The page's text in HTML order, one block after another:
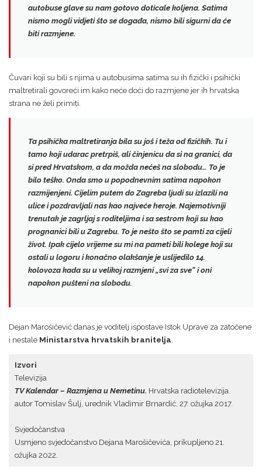
autobuse glave su nam gotovo doticale koljena. Satima
nismo mogli vidjeti što se događa, nismo bili sigurni da će
biti razmjene.
Čuvari koji su bili s njima u autobusima satima su ih fizički i psihički
maltretirali govoreći im kako neće doći do razmjene jer ih hrvatska
strana ne želi primiti.
Ta psihička maltretiranja bila su još i teža od fizičkih. Tu i
tamo koji udarac pretrpiš, ali činjenicu da si na granici, da
si pred Hrvatskom, a da možda nećeš na slobodu… To je
bilo teško. Onda smo u popodnevnim satima napokon
razmijenjeni. Cijelim putem do Zagreba ljudi su izlazili na
ulice ipozdravljali nas kao najveće heroje. Najemotivniji
trenutak je zagrljaj s roditeljima i sa sestrom koji su kao
prognanici bili u Zagrebu. To je nešto što se pamti za cijeli
život. Ipak cijelo vrijeme su mi na pameti bili kolege koji su
ostali u logoru i konačno olakšanje je uslijedilo 14.
kolovoza kada su u velikoj razmjeni „svi za sve“ i oni
napokon pušteni na slobodu.
Dejan Marošičević danas je voditelj ispostave Istok Uprave za zatočene
i nestale Ministarstva hrvatskih branitelja
Izvori
Televizija
TV Kalendar – Razmjena u Nemetinu. Hrvatska radiotelevizija.
autor Tomislav Šulj, urednik Vladimir Brnardić, 27. ožujka 2017.
Svjedočanstva
Usmjeno svjedočanstvo Dejana Marošičevića, prikupljeno 21.
ožujka 2022.